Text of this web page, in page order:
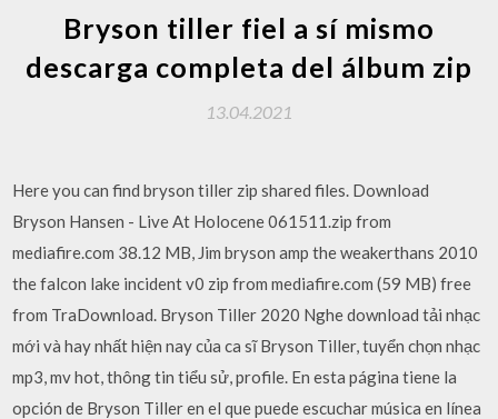
Bryson tiller fiel a sí mismo
descarga completa del álbum zip
13.04.2021
Here you can find bryson tiller zip shared files. Download
Bryson Hansen - Live At Holocene 061511.zip from
mediafire.com 38.12 MB, Jim bryson amp the weakerthans 2010
the falcon lake incident v0 zip from mediafire.com (59 MB) free
from TraDownload. Bryson Tiller 2020 Nghe download tải nhạc
mới và hay nhất hiện nay của ca sĩ Bryson Tiller, tuyển chọn nhạc
mp3, mv hot, thông tin tiểu sử, profile. En esta página tiene la
opción de Bryson Tiller en el que puede escuchar música en línea